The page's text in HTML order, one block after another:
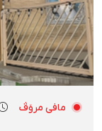
مافی مرۆڤ